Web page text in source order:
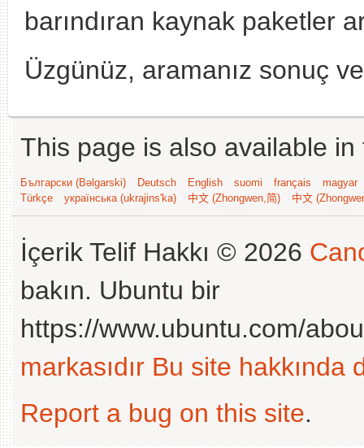
barındıran kaynak paketler
Üzgünüz, aramanız sonuç
This page is also available
Български (Bəlgarski) Deutsch English suomi français
magyar
Türkçe
українська (ukrajins'ka) 中文 (Zhongwen,简) 中文
İçerik Telif Hakkı © 2026
bakın. Ubuntu bir
https://www.ubuntu.com/
markasıdır Bu site hakkında
Report a bug on this site.